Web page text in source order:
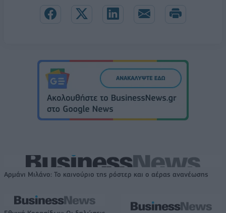
Αρμάνι Μιλάνο: Το καινούριο της ρόστερ και ο αέρας ανανέωσης